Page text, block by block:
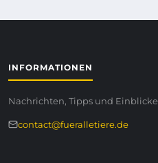
INFORMATIONEN
Nachrichten, Tipps und Einblicke
contact@fueralletiere.de